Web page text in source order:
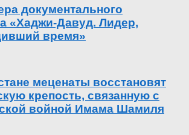
документального
«Хаджи-Давуд. Лидер,
время»
меценаты восстановят
крепость, связанную с
войной Имама Шамиля